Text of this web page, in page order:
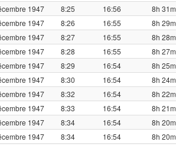
1947
8:25 16:56
8h 31m
1947
8:26 16:55
8h 29m
1947
8:27 16:55
8h 28m
1947
8:28 16:55
8h 27m
1947
8:29 16:54
8h 25m
1947
8:30 16:54
8h 24m
1947
8:32 16:54
8h 22m
1947
8:33 16:54
8h 21m
1947
8:34 16:54
8h 20m
1947
8:34 16:54
8h 20m